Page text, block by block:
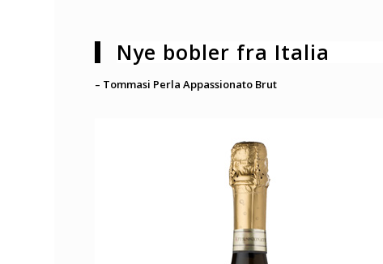
Nye bobler fra Italia
– Tommasi Perla Appassionato Brut